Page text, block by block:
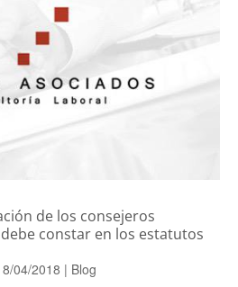
de los consejeros
constar en los estatutos
04/2018 | Blog